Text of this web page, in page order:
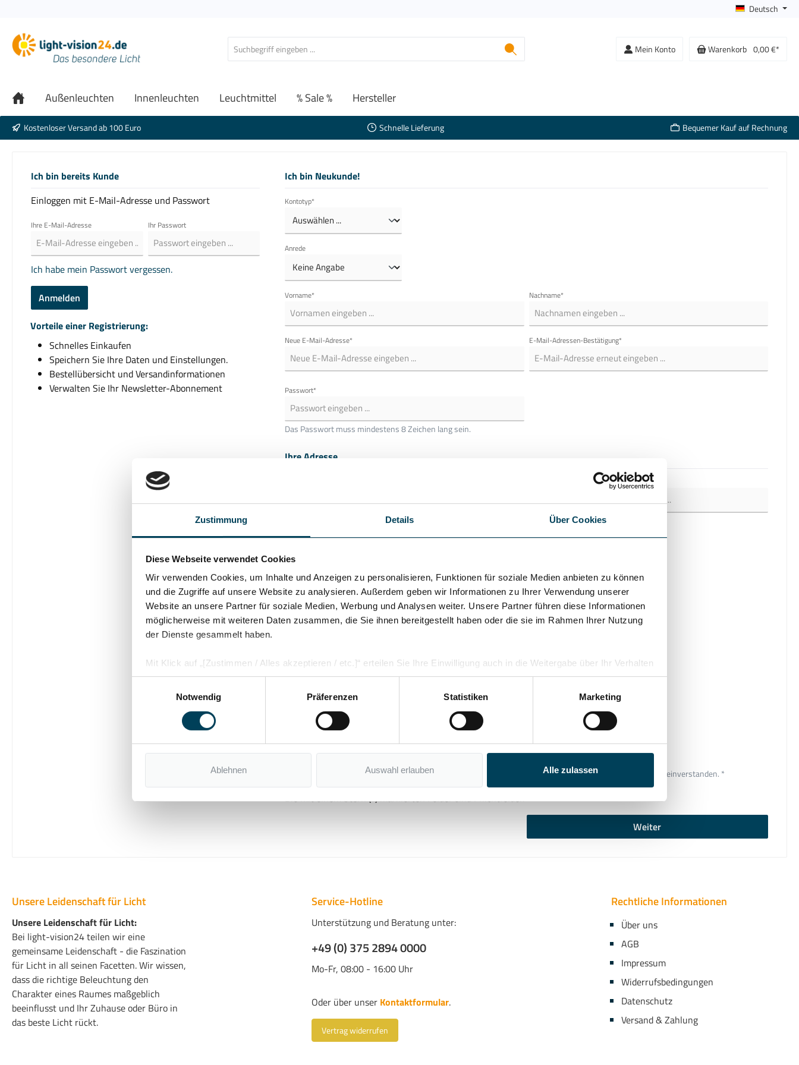
Zustimmung Details Über Cookies
Diese Webseite verwendet Cookies
Wir verwenden Cookies, um Inhalte und Anzeigen zu personalisieren, Funktionen für soziale Medien anbieten zu können
und die Zugriffe auf unsere Website zu analysieren. Außerdem geben wir Informationen zu Ihrer Verwendung unserer
Website an unsere Partner für soziale Medien, Werbung und Analysen weiter. Unsere Partner führen diese Informationen
möglicherweise mit weiteren Daten zusammen, die Sie ihnen bereitgestellt haben oder die sie im Rahmen Ihrer Nutzung
der Dienste gesammelt haben.
Mit Klick auf „[Zustimmen / Alles akzeptieren / etc.]“ erteilen Sie Ihre Einwilligung auch in die Weitergabe über Ihr Verhalten
in unserem Shop an unseren Partner, die shopware AG (Ebbinghoff 10, 48624 Schöppingen, Deutschland), die diese
Daten Ihnen nicht persönlich zuordnen kann, sie aber zu eigenen Zwecken (z.B. Produktverbesserungen,
Notwendig
Präferenzen Statistiken Marketing
Ablehnen Auswahl erlauben Alle zulassen
Deutsch
Mein Konto Warenkorb 0,00 €*
Außenleuchten Innenleuchten Leuchtmittel % Sale % Hersteller
Kostenloser Versand ab 100 Euro Schnelle Lieferung Bequemer Kauf auf Rechnung
Ich bin bereits Kunde
Einloggen mit E-Mail-Adresse und Passwort
Ihre E-Mail-Adresse Ihr Passwort
Ich habe mein Passwort vergessen.
Anmelden
Vorteile einer Registrierung:
Schnelles Einkaufen
Speichern Sie Ihre Daten und Einstellungen.
Bestellübersicht und Versandinformationen
Verwalten Sie Ihr Newsletter-Abonnement
Ich bin Neukunde!
Kontotyp*
Anrede
Vorname* Nachname*
Neue E-Mail-Adresse* E-Mail-Adressen-Bestätigung*
Passwort*
Das Passwort muss mindestens 8 Zeichen lang sein.
Ihre Adresse
Ort*
Telefonnummer
Lieferadresse weicht von Rechnungsadresse ab.
Datenschutzbestimmungen zur Kenntnis genommen und dieAGBgelesen und bin mit ihnen einverstanden. *
Die mit einem Stern (*) markierten Felder sind Pflichtfelder.
Weiter
Unsere Leidenschaft für Licht
Unsere Leidenschaft für Licht:
Bei light-vision24 teilen wir eine
gemeinsame Leidenschaft - die Faszination
für Licht in all seinen Facetten. Wir wissen,
dass die richtige Beleuchtung den
Charakter eines Raumes maßgeblich
beeinflusst und Ihr Zuhause oder Büro in
das beste Licht rückt.
Service-Hotline
Unterstützung und Beratung unter:
+49 (0) 375 2894 0000
Mo-Fr, 08:00 - 16:00 Uhr
Oder über unser Kontaktformular.
Vertrag widerrufen
Rechtliche Informationen
Über uns
AGB
Impressum
Widerrufsbedingungen
Datenschutz
Versand & Zahlung